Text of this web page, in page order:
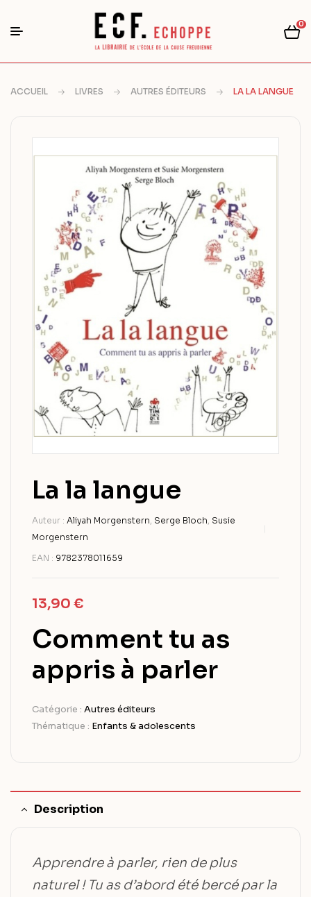
0
ACCUEIL LIVRES AUTRES ÉDITEURS LA LA LANGUE
La la langue
Auteur : Aliyah Morgenstern, Serge Bloch, Susie
Morgenstern
EAN : 9782378011659
13,90 €
Comment tu as
appris à parler
Catégorie : Autres éditeurs
Thématique : Enfants & adolescents
Description
Apprendre à parler, rien de plus
naturel ! Tu as d’abord été bercé par la